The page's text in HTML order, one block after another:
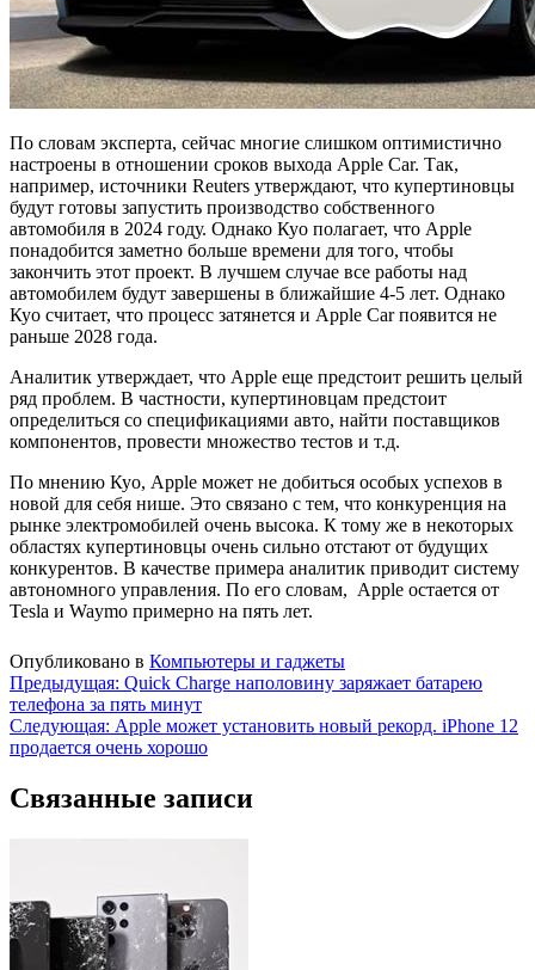
По словам эксперта, сейчас многие слишком оптимистично
настроены в отношении сроков выхода Apple Car. Так,
например, источники Reuters утверждают, что купертиновцы
будут готовы запустить производство собственного
автомобиля в 2024 году. Однако Куо полагает, что Apple
понадобится заметно больше времени для того, чтобы
закончить этот проект. В лучшем случае все работы над
автомобилем будут завершены в ближайшие 4-5 лет. Однако
Куо считает, что процесс затянется и Apple Car появится не
раньше 2028 года.
Аналитик утверждает, что Apple еще предстоит решить целый
ряд проблем. В частности, купертиновцам предстоит
определиться со спецификациями авто, найти поставщиков
компонентов, провести множество тестов и т.д.
По мнению Куо, Apple может не добиться особых успехов в
новой для себя нише. Это связано с тем, что конкуренция на
рынке электромобилей очень высока. К тому же в некоторых
областях купертиновцы очень сильно отстают от будущих
конкурентов. В качестве примера аналитик приводит систему
автономного управления. По его словам, Apple остается от
Tesla и Waymo примерно на пять лет.
Опубликовано в Компьютеры и гаджеты
Навигация
по
записям
Предыдущая: Quick Charge наполовину заряжает батарею
телефона за пять минут
Следующая: Apple может установить новый рекорд. iPhone 12
продается очень хорошо
Связанные записи